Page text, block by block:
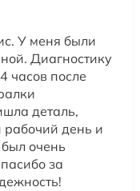
У меня были
Диагностику
часов после
деталь,
день и
очень
за